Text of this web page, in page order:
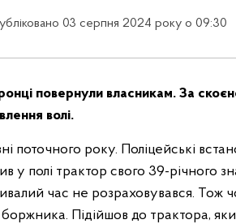
03 серпня 2024 року о 09:30
повернули власникам. За
волі.
поточного року. Поліцейські
у полі трактор свого 39-річного
час не розраховувався. Тож
боржника. Підійшов до трактора,